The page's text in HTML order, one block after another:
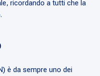
ricordando a tutti che la
è da sempre uno dei